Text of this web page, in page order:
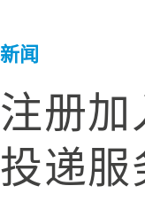
新闻
注册加
投递服